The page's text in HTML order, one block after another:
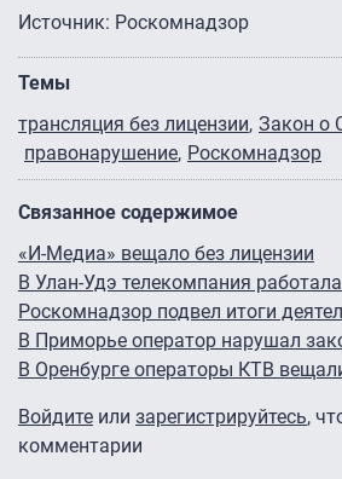
Источник: Роскомнадзор
Темы
трансляция без лицензии Закон о
правонарушение Роскомнадзор
Связанное содержимое
«И-Медиа» вещало без лицензии
В Улан-Удэ телекомпания
Роскомнадзор подвел итоги
В Приморье оператор нарушал
В Оренбурге операторы КТВ
Войдите или зарегистрируйтесь,
комментарии